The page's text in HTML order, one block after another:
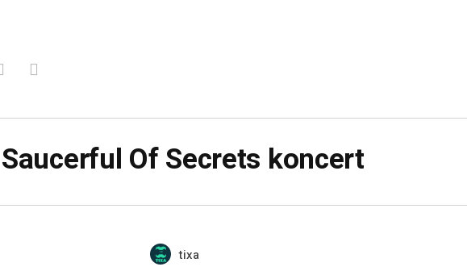
Of Secrets koncert
tixa